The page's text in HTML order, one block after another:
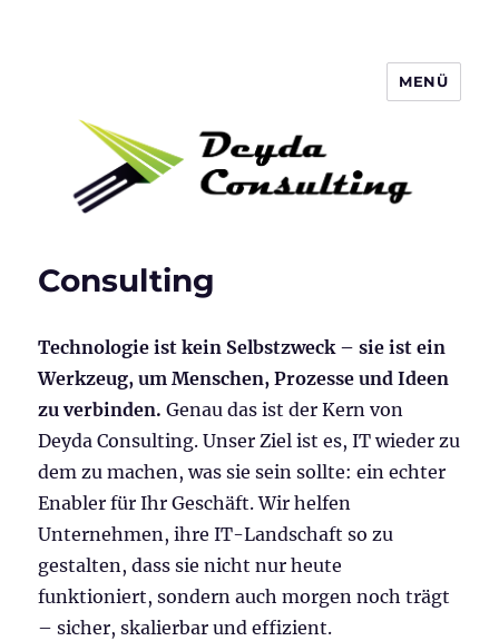
MENÜ
Consulting
Technologie ist kein Selbstzweck – sie ist ein
Werkzeug, um Menschen, Prozesse und Ideen
zu verbinden. Genau das ist der Kern von
Deyda Consulting. Unser Ziel ist es, IT wieder zu
dem zu machen, was sie sein sollte: ein echter
Enabler für Ihr Geschäft. Wir helfen
Unternehmen, ihre IT-Landschaft so zu
gestalten, dass sie nicht nur heute
funktioniert, sondern auch morgen noch trägt
– sicher, skalierbar und effizient.